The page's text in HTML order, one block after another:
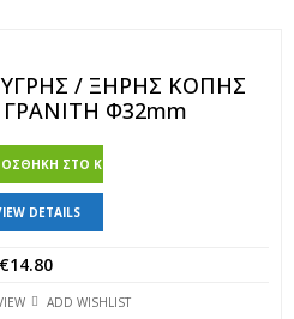
/ ΞΗΡΗΣ ΚΟΠΗΣ
ΓΡΑΝΙΤΗ Φ32mm
ΣΤΟ ΚΑΛΆΘΙ
DETAILS
€14.80
ADD WISHLIST